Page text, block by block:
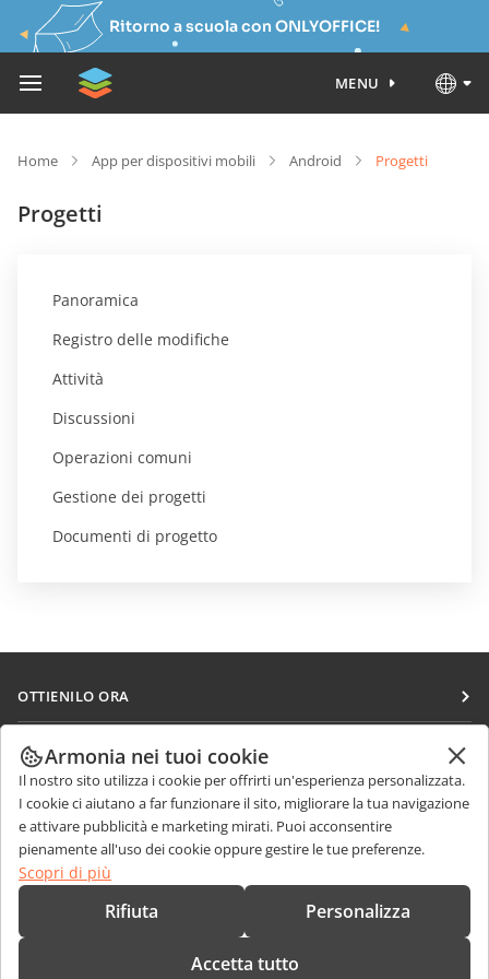
Ritorno a scuola con ONLYOFFICE!
MENU
Home App per dispositivi mobili Android Progetti
Progetti
Panoramica
Registro delle modifiche
Attività
Discussioni
Operazioni comuni
Gestione dei progetti
Documenti di progetto
OTTIENILO ORA
Docs
DocSpace
Workspace
Connettori
App desktop
COLLABORA
Per i contributori
Per i traduttori
Per gli influencer
Offerte di lavoro
RICEVI NOTIZIE
Blog
RICEVI AIUTO
Forum
CONTATTACI
Domande sulle vendite
sales@onlyoffice.com
Armonia nei tuoi cookie
Il nostro sito utilizza i cookie per offrirti un'esperienza personalizzata.
I cookie ci aiutano a far funzionare il sito, migliorare la tua navigazione
e attivare pubblicità e marketing mirati. Puoi acconsentire
pienamente all'uso dei cookie oppure gestire le tue preferenze.
Scopri di più
Rifiuta Personalizza
Accetta tutto